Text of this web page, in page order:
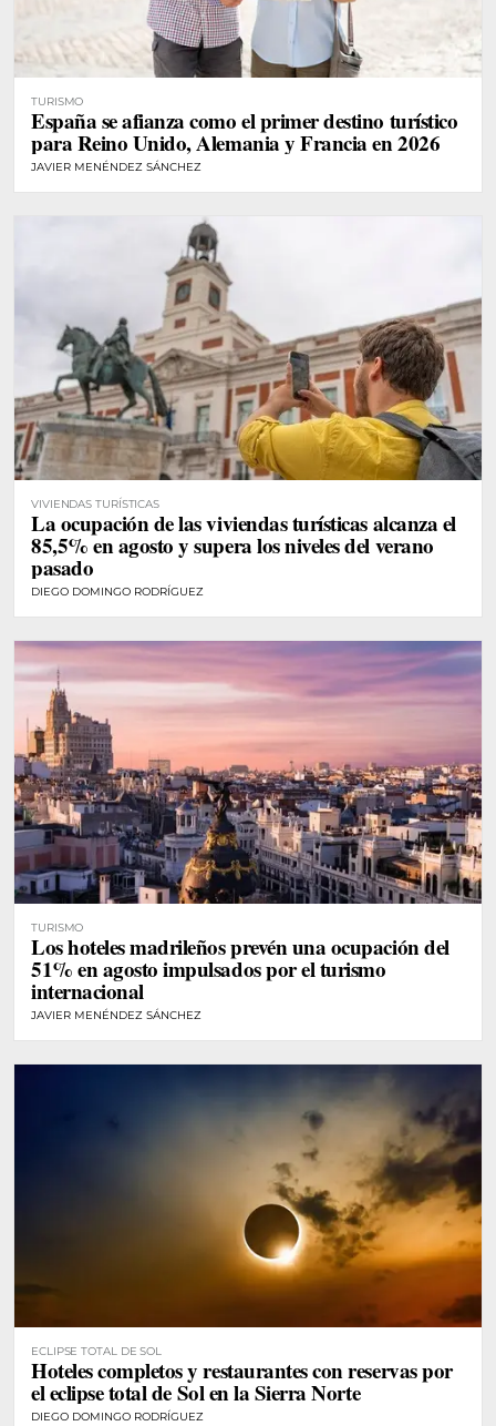
TURISMO
España se afianza como el primer destino turístico
para Reino Unido, Alemania y Francia en 2026
JAVIER MENÉNDEZ SÁNCHEZ
VIVIENDAS TURÍSTICAS
La ocupación de las viviendas turísticas alcanza el
85,5% en agosto y supera los niveles del verano
pasado
DIEGO DOMINGO RODRÍGUEZ
TURISMO
Los hoteles madrileños prevén una ocupación del
51% en agosto impulsados por el turismo
internacional
JAVIER MENÉNDEZ SÁNCHEZ
ECLIPSE TOTAL DE SOL
Hoteles completos y restaurantes con reservas por
el eclipse total de Sol en la Sierra Norte
DIEGO DOMINGO RODRÍGUEZ